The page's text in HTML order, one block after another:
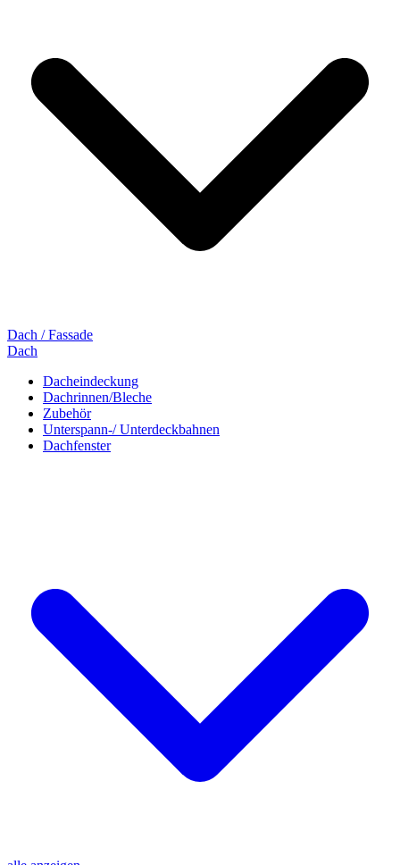
Dach / Fassade
Dach
Dacheindeckung
Dachrinnen/Bleche
Zubehör
Unterspann-/ Unterdeckbahnen
Dachfenster